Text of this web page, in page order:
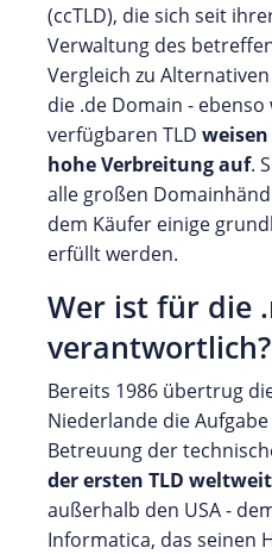
(ccTLD), die sich seit
Verwaltung des
Vergleich zu
die .de Domain -
verfügbaren TLD
hohe Verbreitung auf.
alle großen
dem Käufer einige
erfüllt werden.
Wer ist für die
verantwortlich?
Bereits 1986 übertrug
Niederlande die
Betreuung der
der ersten TLD weltweit
außerhalb den USA -
Informatica, das seinen